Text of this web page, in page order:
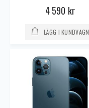
4 590 kr
LÄGG I KUNDVAGN